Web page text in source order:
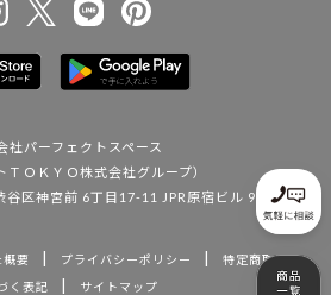
社パーフェクトスペース
ＴＯＫＹＯ株式会社グループ）
区神宮前 6丁目17-11 JPR原宿ビル 9F
概要 | プライバシーポリシー |
特定商取引法
く表記
| サイトマップ